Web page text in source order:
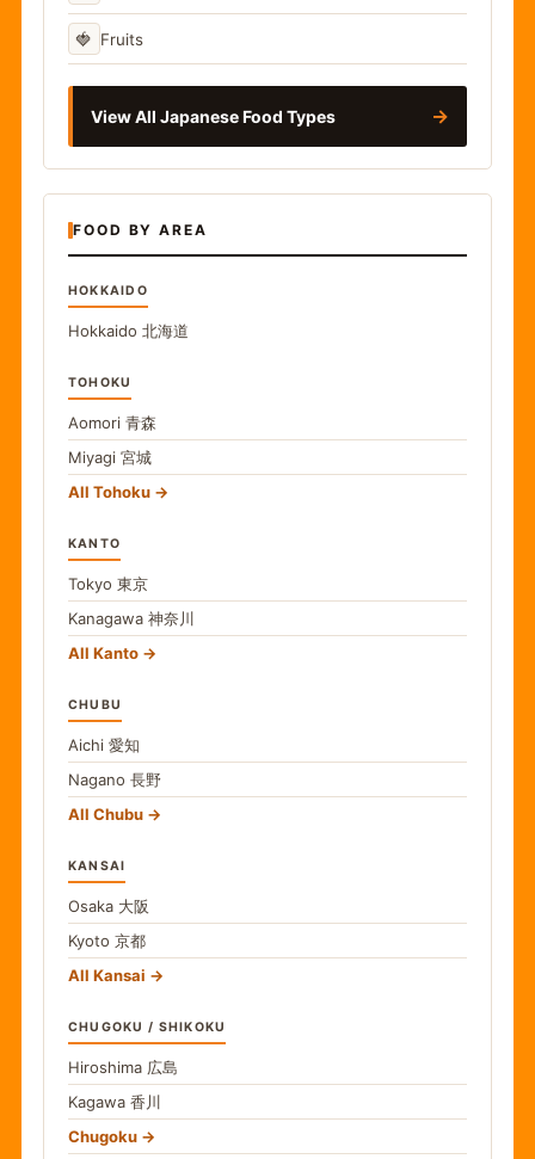
🍓 Fruits
View All Japanese Food Types →
FOOD BY AREA
HOKKAIDO
Hokkaido 北海道
TOHOKU
Aomori 青森
Miyagi 宮城
All Tohoku
KANTO
Tokyo 東京
Kanagawa 神奈川
All Kanto
CHUBU
Aichi 愛知
Nagano 長野
All Chubu
KANSAI
Osaka 大阪
Kyoto 京都
All Kansai
CHUGOKU / SHIKOKU
Hiroshima 広島
Kagawa 香川
Chugoku